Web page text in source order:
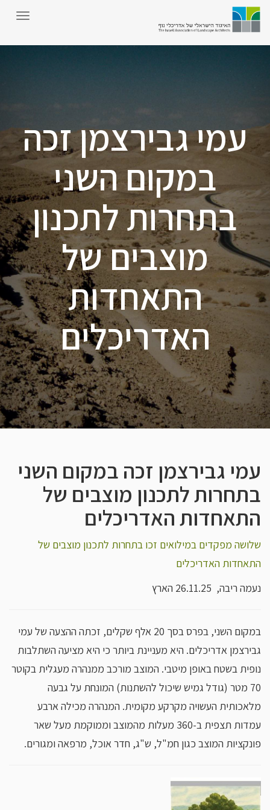
עמי גבירצמן זכה
במקום השני
בתחרות לתכנון
מוצבים של
התאחדות
האדריכלים
עמי גבירצמן זכה במקום השני
בתחרות לתכנון מוצבים של
התאחדות האדריכלים
שלושה מפקדים במילואים זכו בתחרות לתכנון מוצבים של
התאחדות האדריכלים
נעמה ריבה, 26.11.25 הארץ
במקום השני, בפרס בסך 20 אלף שקלים, זכתה ההצעה של עמי
גבירצמן אדריכלים. היא מעניינת ביותר כי היא מציעה השתלבות
נופית בשטח באופן מיטבי. המוצב מורכב ממנהרה מעגלית בקוטר
70 מטר (גודל גמיש שיכול להשתנות) המונחת על גבעה
מלאכותית העשויה מקרקע מקומית. המנהרה מכילה ארבע
עמדות תצפית ב-360 מעלות מהמוצב וממוקמת מעל שאר
פונקציות המוצב כגון חמ"ל, ש"ג, חדר אוכל, מרפאה ומגורים.